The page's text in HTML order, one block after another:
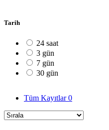
Tarih
24 saat
3 gün
7 gün
30 gün
Tüm Kayıtlar0